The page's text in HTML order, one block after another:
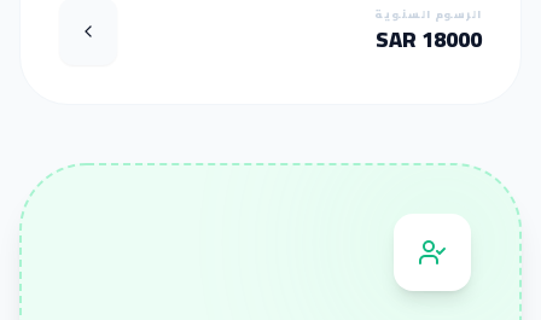
الرسوم السنوية
18000 SAR